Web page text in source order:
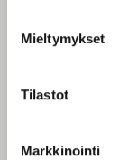
Mieltymykset
Tilastot
Markkinointi